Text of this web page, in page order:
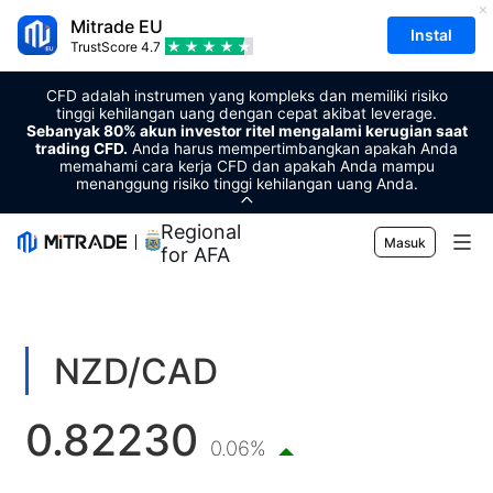
Mitrade EU
TrustScore 4.7
Instal
CFD adalah instrumen yang kompleks dan memiliki risiko
tinggi kehilangan uang dengan cepat akibat leverage.
Sebanyak 80% akun investor ritel mengalami kerugian saat
trading CFD. Anda harus mempertimbangkan apakah Anda
memahami cara kerja CFD dan apakah Anda mampu
menanggung risiko tinggi kehilangan uang Anda.
Regional Sponsor
for AFA
Masuk
Forex
Komoditas
Mata uang kripto
Trading
Platform Perdagangan
Manajemen Risiko
Alat Pasar
Kalender Ekonomi
Edukasi
NZD/CAD
0.82230 0.06%